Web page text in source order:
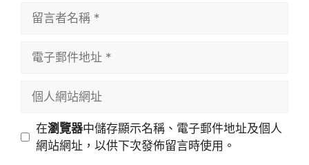
址
站
在瀏覽器中儲存顯示名稱、電子郵件地址及個人
網站網址，以供下次發佈留言時使用。